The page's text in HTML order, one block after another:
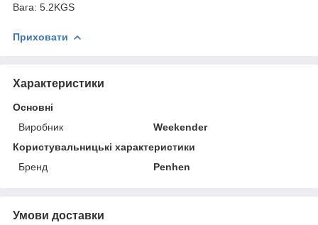
Вага: 5.2KGS
Приховати
Характеристики
Основні
Виробник
Weekender
Користувальницькі характеристики
Бренд
Penhen
Умови доставки